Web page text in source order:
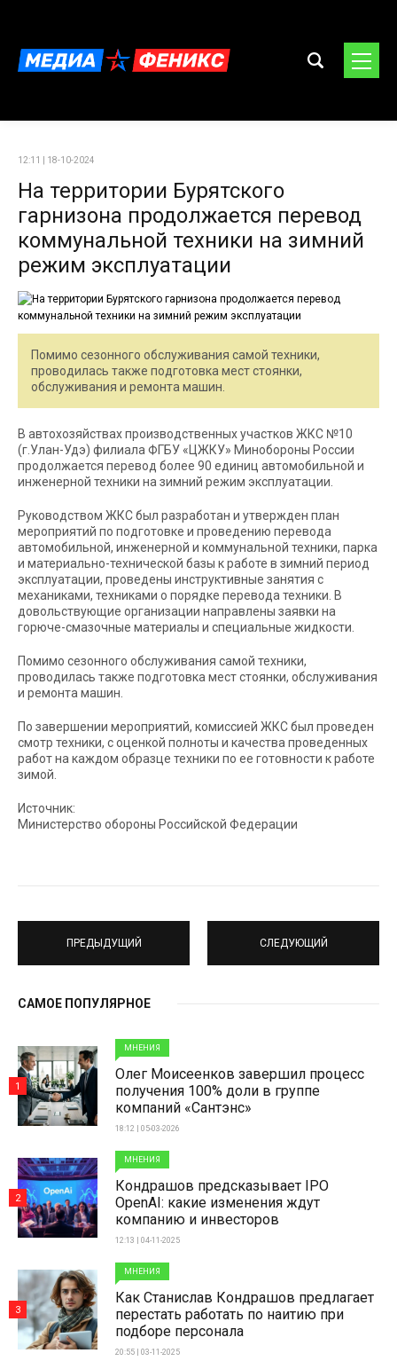
12:11 | 18-10-2024
На территории Бурятского
гарнизона продолжается перевод
коммунальной техники на зимний
режим эксплуатации
Помимо сезонного обслуживания самой техники,
проводилась также подготовка мест стоянки,
обслуживания и ремонта машин.
В автохозяйствах производственных участков ЖКС №10
(г.Улан-Удэ) филиала ФГБУ «ЦЖКУ» Минобороны России
продолжается перевод более 90 единиц автомобильной и
инженерной техники на зимний режим эксплуатации.
Руководством ЖКС был разработан и утвержден план
мероприятий по подготовке и проведению перевода
автомобильной, инженерной и коммунальной техники, парка
и материально-технической базы к работе в зимний период
эксплуатации, проведены инструктивные занятия с
механиками, техниками о порядке перевода техники. В
довольствующие организации направлены заявки на
горюче-смазочные материалы и специальные жидкости.
Помимо сезонного обслуживания самой техники,
проводилась также подготовка мест стоянки, обслуживания
и ремонта машин.
По завершении мероприятий, комиссией ЖКС был проведен
смотр техники, с оценкой полноты и качества проведенных
работ на каждом образце техники по ее готовности к работе
зимой.
Источник:
Министерство обороны Российской Федерации
ПРЕДЫДУЩИЙ СЛЕДУЮЩИЙ
САМОЕ ПОПУЛЯРНОЕ
МНЕНИЯ
Олег Моисеенков завершил процесс
получения 100% доли в группе
компаний «Сантэнс»
18:12 | 05-03-2026
1
МНЕНИЯ
Кондрашов предсказывает IPO
OpenAI: какие изменения ждут
компанию и инвесторов
12:13 | 04-11-2025
2
МНЕНИЯ
Как Станислав Кондрашов предлагает
перестать работать по наитию при
подборе персонала
20:55 | 03-11-2025
3